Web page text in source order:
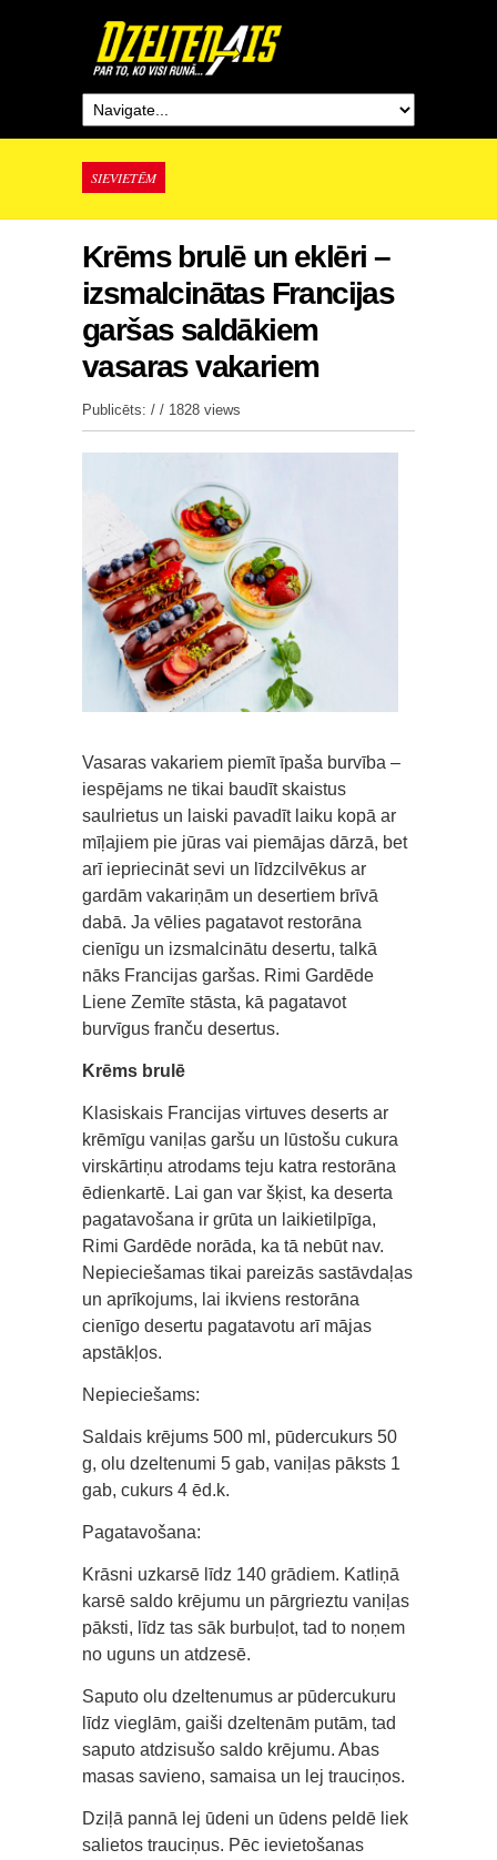
SIEVIETĒM
Krēms brulē un eklēri –
izsmalcinātas Francijas
garšas saldākiem
vasaras vakariem
Publicēts: / / 1828 views
Vasaras vakariem piemīt īpaša burvība –
iespējams ne tikai baudīt skaistus
saulrietus un laiski pavadīt laiku kopā ar
mīļajiem pie jūras vai piemājas dārzā, bet
arī iepriecināt sevi un līdzcilvēkus ar
gardām vakariņām un desertiem brīvā
dabā. Ja vēlies pagatavot restorāna
cienīgu un izsmalcinātu desertu, talkā
nāks Francijas garšas. Rimi Gardēde
Liene Zemīte stāsta, kā pagatavot
burvīgus franču desertus.
Krēms brulē
Klasiskais Francijas virtuves deserts ar
krēmīgu vaniļas garšu un lūstošu cukura
virskārtiņu atrodams teju katra restorāna
ēdienkartē. Lai gan var šķist, ka deserta
pagatavošana ir grūta un laikietilpīga,
Rimi Gardēde norāda, ka tā nebūt nav.
Nepieciešamas tikai pareizās sastāvdaļas
un aprīkojums, lai ikviens restorāna
cienīgo desertu pagatavotu arī mājas
apstākļos.
Nepieciešams:
Saldais krējums 500 ml, pūdercukurs 50
g, olu dzeltenumi 5 gab, vaniļas pāksts 1
gab, cukurs 4 ēd.k.
Pagatavošana:
Krāsni uzkarsē līdz 140 grādiem. Katliņā
karsē saldo krējumu un pārgrieztu vaniļas
pāksti, līdz tas sāk burbuļot, tad to noņem
no uguns un atdzesē.
Saputo olu dzeltenumus ar pūdercukuru
līdz vieglām, gaiši dzeltenām putām, tad
saputo atdzisušo saldo krējumu. Abas
masas savieno, samaisa un lej trauciņos.
Dziļā pannā lej ūdeni un ūdens peldē liek
salietos trauciņus. Pēc ievietošanas